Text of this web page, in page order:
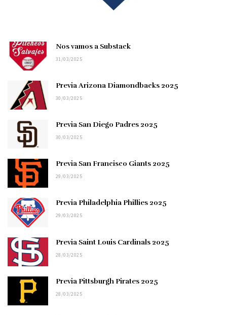
Nos vamos a Substack
31/03/2025
Previa Arizona Diamondbacks 2025
30/03/2025
Previa San Diego Padres 2025
30/03/2025
Previa San Francisco Giants 2025
29/03/2025
Previa Philadelphia Phillies 2025
29/03/2025
Previa Saint Louis Cardinals 2025
28/03/2025
Previa Pittsburgh Pirates 2025
28/03/2025